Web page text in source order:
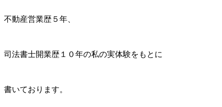
不動産営業歴５年、
司法書士開業歴１０年の私の実体験をもとに
書いております。